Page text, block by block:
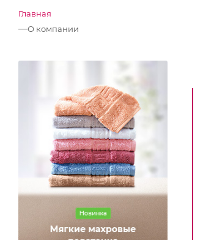
Главная
—О компании